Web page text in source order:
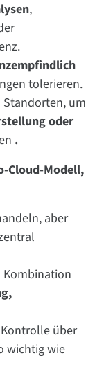
,
tolerieren.
Standorten, um
oder
.
Cloud-Modell,
aber
Kombination
über
wichtig wie